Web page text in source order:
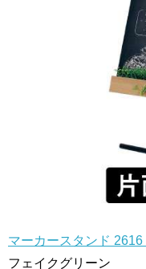
マーカースタンド
フェイクグリーン